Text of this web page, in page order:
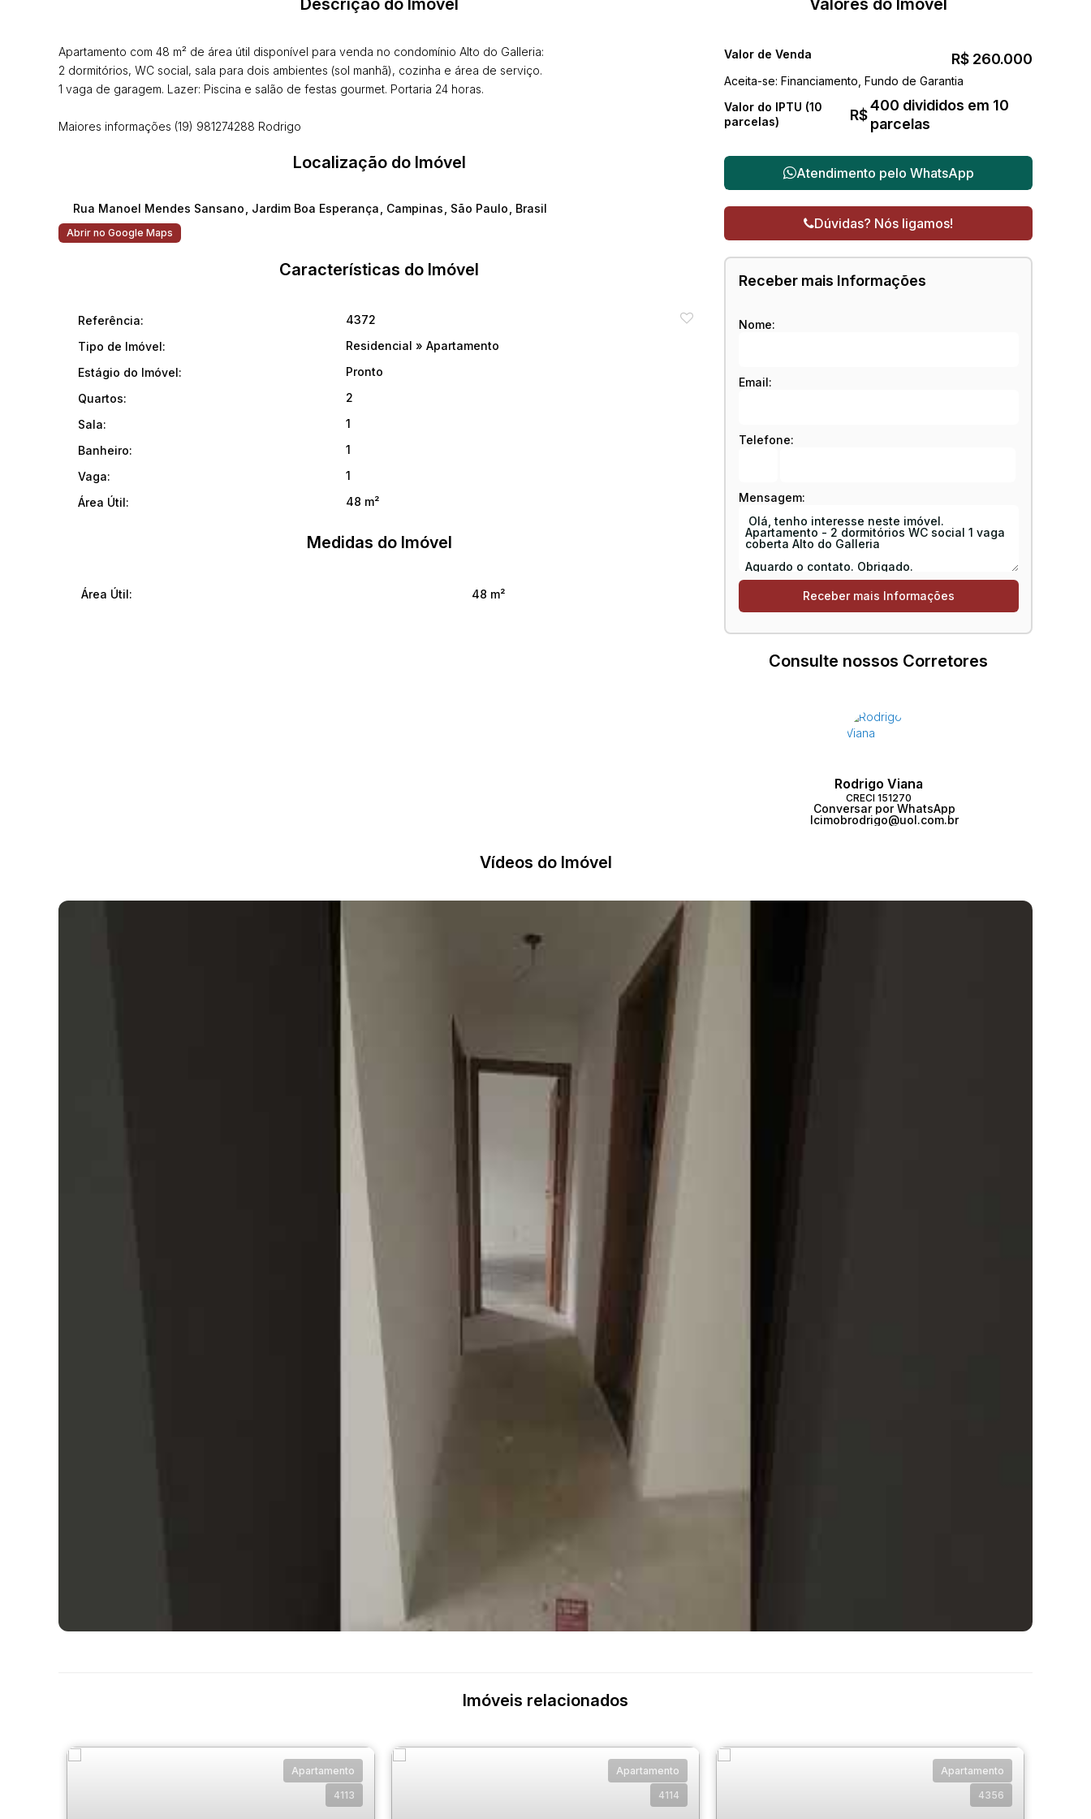
Descrição do Imóvel
Apartamento com 48 m² de área útil disponível para venda no condomínio Alto do Galleria:
2 dormitórios, WC social, sala para dois ambientes (sol manhã), cozinha e área de serviço.
1 vaga de garagem. Lazer: Piscina e salão de festas gourmet. Portaria 24 horas.
Maiores informações (19) 981274288 Rodrigo
Localização do Imóvel
Rua Manoel Mendes Sansano Jardim Boa Esperança Campinas São Paulo Brasil
Abrir no Google Maps
Características do Imóvel
Referência:
4372
Tipo de Imóvel:
Residencial » Apartamento
Estágio do Imóvel:
Pronto
Quartos:
2
Sala:
1
Banheiro:
1
Vaga:
1
Área Útil:
48 m²
Medidas do Imóvel
Área Útil: 48 m²
Valores do Imóvel
R$ 260.000
Valor de Venda
Aceita-se: Financiamento, Fundo de Garantia
Valor do IPTU (10
parcelas)
R$
400 divididos em 10
parcelas
Atendimento pelo WhatsApp
Dúvidas? Nós ligamos!
Receber mais Informações
Nome:
Email:
Telefone:
Mensagem:
Consulte nossos Corretores
Rodrigo Viana
CRECI 151270
Conversar por WhatsApp
lcimobrodrigo@uol.com.br
Vídeos do Imóvel
Imóveis relacionados
Apartamento
4113
Apartamento
4114
Apartamento
4356